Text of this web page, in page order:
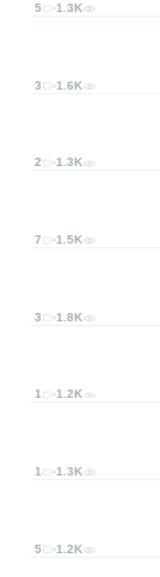
5 1.3K
3 1.6K
2 1.3K
7 1.5K
3 1.8K
1 1.2K
1 1.3K
5 1.2K